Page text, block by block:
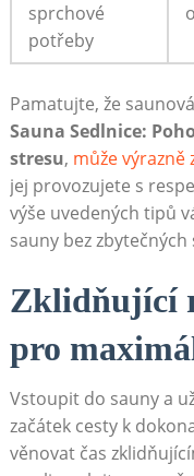
⁢sprchové
potřeby
Pamatujte, že
Sauna Sedlnice:
stresu, ⁢ může výrazně
⁤jej provozujete s
⁣výše uvedených tipů
sauny bez
Zklidňující
pro
Vstoupit do sauny a
začátek ⁣cesty k
věnovat čas